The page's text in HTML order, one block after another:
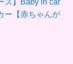
ー【赤ちゃんが